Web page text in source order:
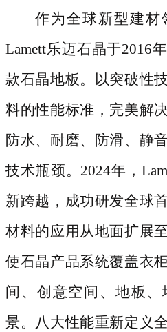
作为全球新型建材
Lamett乐迈石晶于2016
款石晶地板。以突破性
料的性能标准，完美解
防水、耐磨、防滑、静
技术瓶颈。2024年，
新跨越，成功研发全球
材料的应用从地面扩展
使石晶产品系统覆盖衣
间、创意空间、地板
景。八大性能重新定义